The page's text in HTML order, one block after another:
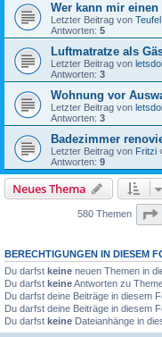
Wer kann mir
Letzter Beitrag von Teufel
Antworten: 5
Luftmatratze als
Letzter Beitrag von
Antworten: 3
Wohnung vor
Letzter Beitrag von
Antworten: 3
Badezimmer
Letzter Beitrag von Fritzi
Antworten: 9
Neues Thema
580 Themen
BERECHTIGUNGEN IN DIESEM
Du darfst keine neuen Themen in
Du darfst keineAntworten zu
Du darfst deine Beiträge in diesem
Du darfst deine Beiträge in diesem
Du darfst keine Dateianhänge in